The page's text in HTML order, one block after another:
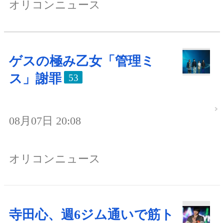
オリコンニュース
ゲスの極み乙女「管理ミ
ス」謝罪
53
08月07日 20:08
オリコンニュース
寺田心、週6ジム通いで筋ト